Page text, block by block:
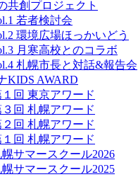
共創プロジェクト
若者検討会
環境広場ほっかいどう
月寒高校とのコラボ
札幌市長と対話&報告会
KIDS AWARD
回 東京アワード
回 札幌アワード
回 札幌アワード
回 札幌アワード
サマースクール2026
サマースクール2025